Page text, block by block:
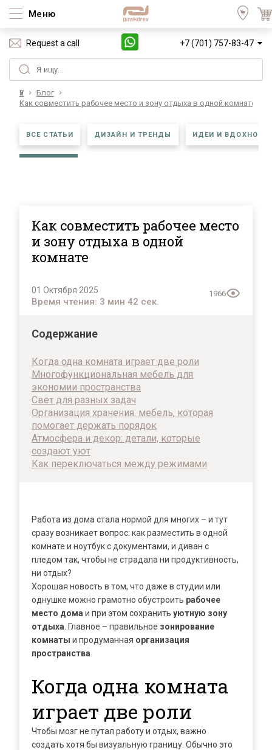
Меню
Request a call +7 (701) 757-83-47
Үй
Блог
Как совместить рабочее место и зону отдыха в одной комнате
ВСЕ СТАТЬИ ДИЗАЙН И ТРЕНДЫ ИДЕИ И
Как совместить рабочее место
и зону отдыха в одной
комнате
01 Октября 2025
Время чтения: 3 мин 42 сек.
1966
Содержание
Когда одна комната играет две роли
Многофункциональная мебель для
экономии пространства
Свет для разных задач
Организация хранения: мебель, которая
помогает держать порядок
Атмосфера и декор: детали, которые
создают уют
Как переключаться между режимами
Работа из дома стала нормой для многих – и тут
сразу возникает вопрос: как разместить в одной
комнате и ноутбук с документами, и диван с
пледом так, чтобы не страдала ни продуктивность,
ни отдых?
Хорошая новость в том, что даже в студии или
однушке можно грамотно обустроить рабочее
место дома и при этом сохранить уютную зону
отдыха . Главное – правильное зонирование
комнаты и продуманная организация
пространства
Когда одна комната
играет две роли
Чтобы мозг не путал работу и отдых, важно
создать хотя бы визуальную границу. Обычно это